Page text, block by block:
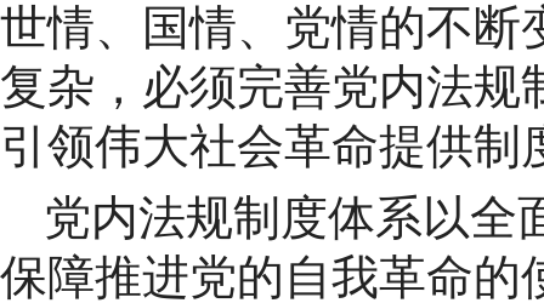
世情、国情、党情的不断
复杂，必须完善党内法规
引领伟大社会革命提供制
党内法规制度体系以全
保障推进党的自我革命的